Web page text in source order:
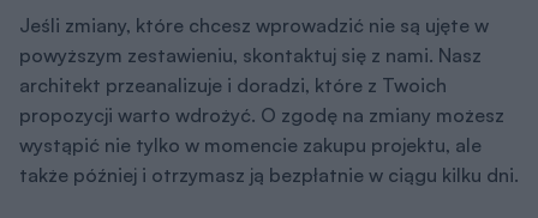
Jeśli zmiany, które chcesz wprowadzić nie są ujęte w
powyższym zestawieniu, skontaktuj się z nami. Nasz
architekt przeanalizuje i doradzi, które z Twoich
propozycji warto wdrożyć. O zgodę na zmiany możesz
wystąpić nie tylko w momencie zakupu projektu, ale
także później i otrzymasz ją bezpłatnie w ciągu kilku dni.